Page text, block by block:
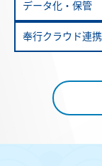
データ化・保管
奉行クラウド連携